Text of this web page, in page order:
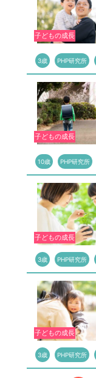
子どもの成長
3歳 PHP研究所
子どもの成長
10歳 PHP研究所
子どもの成長
3歳 PHP研究所
子どもの成長
3歳 PHP研究所